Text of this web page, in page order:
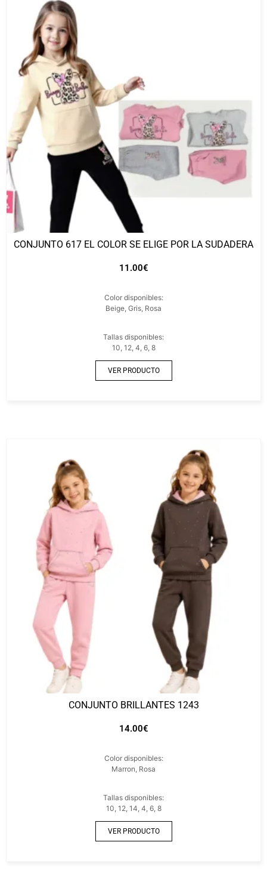
CONJUNTO 617 EL COLOR SE ELIGE POR LA SUDADERA
11.00€
Color disponibles:
Beige, Gris, Rosa
Tallas disponibles:
10, 12, 4, 6, 8
VER PRODUCTO
CONJUNTO BRILLANTES 1243
14.00€
Color disponibles:
Marron, Rosa
Tallas disponibles:
10, 12, 14, 4, 6, 8
VER PRODUCTO